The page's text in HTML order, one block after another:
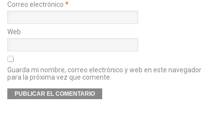
Correo electrónico *
Web
Guarda mi nombre, correo electrónico y web en este navegador
para la próxima vez que comente.